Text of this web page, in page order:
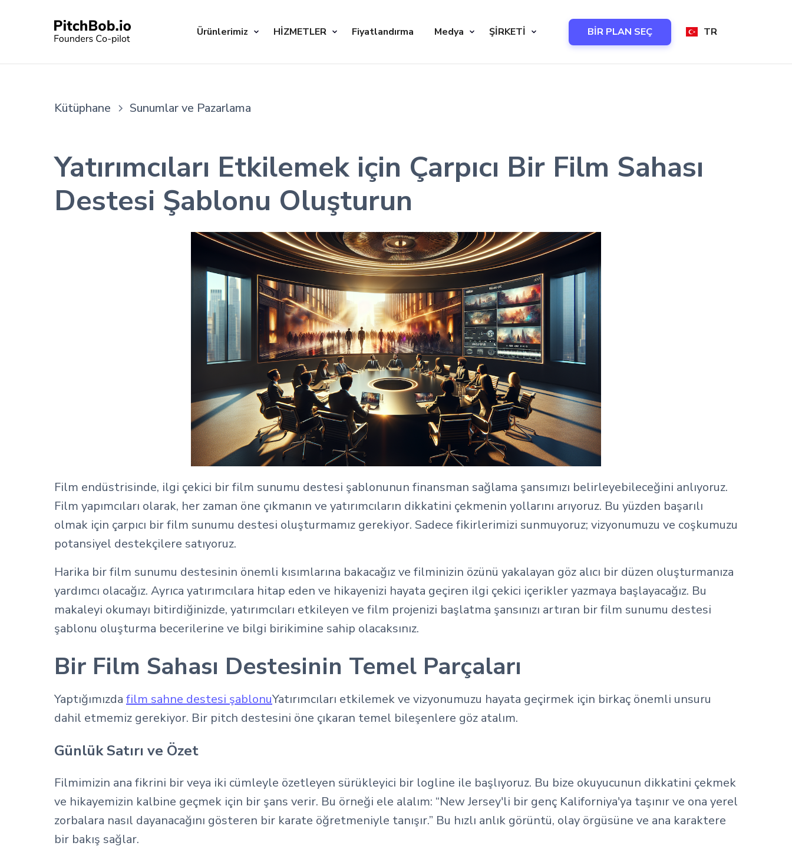
Ürünlerimiz HİZMETLER Fiyatlandırma Medya ŞİRKETİ BİR PLAN SEÇ TR
Kütüphane Sunumlar ve Pazarlama
Yatırımcıları Etkilemek için Çarpıcı Bir Film Sahası
Destesi Şablonu Oluşturun
Film endüstrisinde, ilgi çekici bir film sunumu destesi şablonunun finansman sağlama şansımızı belirleyebileceğini anlıyoruz.
Film yapımcıları olarak, her zaman öne çıkmanın ve yatırımcıların dikkatini çekmenin yollarını arıyoruz. Bu yüzden başarılı
olmak için çarpıcı bir film sunumu destesi oluşturmamız gerekiyor. Sadece fikirlerimizi sunmuyoruz; vizyonumuzu ve coşkumuzu
potansiyel destekçilere satıyoruz.
Harika bir film sunumu destesinin önemli kısımlarına bakacağız ve filminizin özünü yakalayan göz alıcı bir düzen oluşturmanıza
yardımcı olacağız. Ayrıca yatırımcılara hitap eden ve hikayenizi hayata geçiren ilgi çekici içerikler yazmaya başlayacağız. Bu
makaleyi okumayı bitirdiğinizde, yatırımcıları etkileyen ve film projenizi başlatma şansınızı artıran bir film sunumu destesi
şablonu oluşturma becerilerine ve bilgi birikimine sahip olacaksınız.
Bir Film Sahası Destesinin Temel Parçaları
Yaptığımızda film sahne destesi şablonuYatırımcıları etkilemek ve vizyonumuzu hayata geçirmek için birkaç önemli unsuru
dahil etmemiz gerekiyor. Bir pitch destesini öne çıkaran temel bileşenlere göz atalım.
Günlük Satırı ve Özet
Filmimizin ana fikrini bir veya iki cümleyle özetleyen sürükleyici bir logline ile başlıyoruz. Bu bize okuyucunun dikkatini çekmek
ve hikayemizin kalbine geçmek için bir şans verir. Bu örneği ele alalım: “New Jersey'li bir genç Kaliforniya'ya taşınır ve ona yerel
zorbalara nasıl dayanacağını gösteren bir karate öğretmeniyle tanışır.” Bu hızlı anlık görüntü, olay örgüsüne ve ana karaktere
bir bakış sağlar.